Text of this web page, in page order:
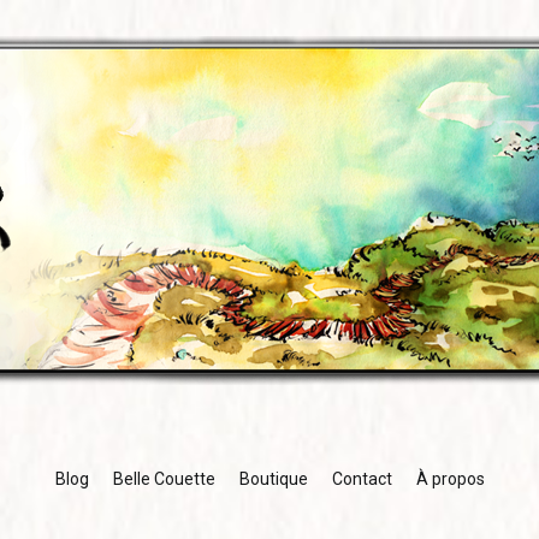
Blog Belle Couette Boutique Contact À propos